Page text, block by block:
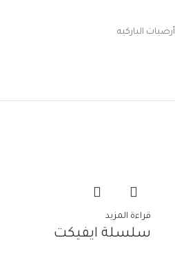
أرضيات الباركيه
قراءة المزيد
سلسلة ايفيكت